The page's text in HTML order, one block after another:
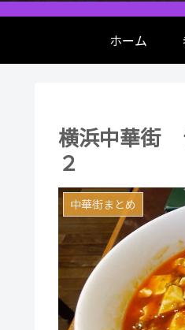
ホーム
横浜中華街
２
中華街まとめ